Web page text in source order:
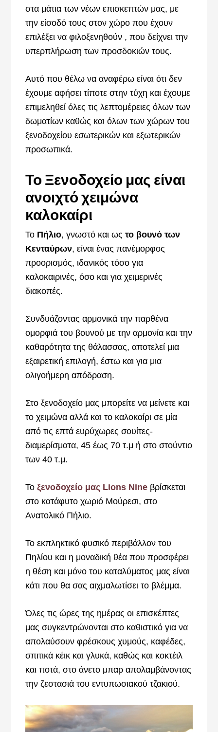
στα μάτια των νέων επισκεπτών μας, με
την είσοδό τους στον χώρο που έχουν
επιλέξει να φιλοξενηθούν , που δείχνει την
υπερπλήρωση των προσδοκιών τους.
Αυτό που θέλω να αναφέρω είναι ότι δεν
έχουμε αφήσει τίποτε στην τύχη και έχουμε
επιμεληθεί όλες τις λεπτομέρειες όλων των
δωματίων καθώς και όλων των χώρων του
ξενοδοχείου εσωτερικών και εξωτερικών
προσωπικά.
Το Ξενοδοχείο μας είναι
ανοιχτό χειμώνα
καλοκαίρι
Το Πήλιο, γνωστό και ωςτο βουνό των
Κενταύρων, είναι ένας πανέμορφος
πρooρισμός, ιδανικός τόσο για
καλοκαιρινές, όσο και για χειμερινές
διακοπές.
Συνδυάζοντας αρμονικά την παρθένα
ομορφιά του βουνού με την αρμονία και την
καθαρότητα της θάλασσας, αποτελεί μια
εξαιρετική επιλογή, έστω και για μια
ολιγοήμερη απόδραση.
Στο ξενοδοχείο μας μπορείτε να μείνετε και
το χειμώνα αλλά και το καλοκαίρι σε μία
από τις επτά ευρύχωρες σουίτες-
διαμερίσματα, 45 έως 70 τ.μ ή στο στούντιο
των 40 τ.μ.
Τοξενοδοχείο μας Lions Nine βρίσκεται
στο κατάφυτο χωριό Μούρεσι, στο
Ανατολικό Πήλιο.
Το εκπληκτικό φυσικό περιβάλλον του
Πηλίου και η μοναδική θέα που προσφέρει
η θέση και μόνο του καταλύματος μας είναι
κάτι που θα σας αιχμαλωτίσει το βλέμμα.
Όλες τις ώρες της ημέρας οι επισκέπτες
μας συγκεντρώνονται στο καθιστικό για να
απολαύσουν φρέσκους χυμούς, καφέδες,
σπιτικά κέικ και γλυκά, καθώς και κοκτέιλ
και ποτά, στο άνετο μπαρ απολαμβάνοντας
την ζεστασιά του εντυπωσιακού τζακιού.